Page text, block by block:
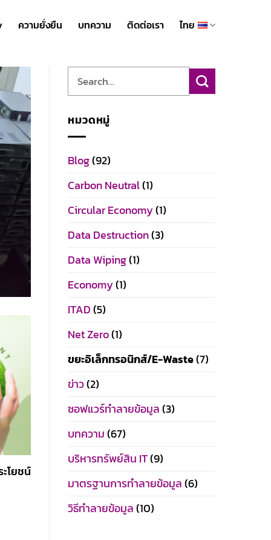
ความยั่งยืน บทความ ติดต่อเรา ไทย
โยชน์
หมวดหมู่
Blog(92)
Carbon Neutral(1)
Circular Economy(1)
Data Destruction(3)
Data Wiping(1)
Economy(1)
ITAD(5)
Net Zero(1)
ขยะอิเล็กทรอนิกส์/E-Waste(7)
ข่าว(2)
ซอฟแวร์ทำลายข้อมูล(3)
บทความ(67)
บริหารทรัพย์สิน IT(9)
มาตรฐานการทำลายข้อมูล(6)
วิธีทำลายข้อมูล(10)